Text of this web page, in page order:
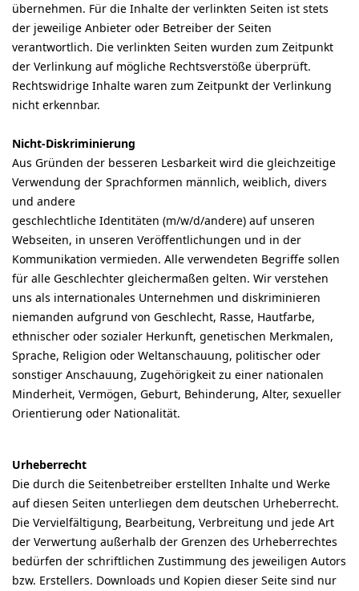
übernehmen. Für die Inhalte der verlinkten Seiten ist stets
der jeweilige Anbieter oder Betreiber der Seiten
verantwortlich. Die verlinkten Seiten wurden zum Zeitpunkt
der Verlinkung auf mögliche Rechtsverstöße überprüft.
Rechtswidrige Inhalte waren zum Zeitpunkt der Verlinkung
nicht erkennbar.
Nicht-Diskriminierung
Aus Gründen der besseren Lesbarkeit wird die gleichzeitige
Verwendung der Sprachformen männlich, weiblich, divers
und andere
geschlechtliche Identitäten (m/w/d/andere) auf unseren
Webseiten, in unseren Veröffentlichungen und in der
Kommunikation vermieden. Alle verwendeten Begriffe sollen
für alle Geschlechter gleichermaßen gelten. Wir verstehen
uns als internationales Unternehmen und diskriminieren
niemanden aufgrund von Geschlecht, Rasse, Hautfarbe,
ethnischer oder sozialer Herkunft, genetischen Merkmalen,
Sprache, Religion oder Weltanschauung, politischer oder
sonstiger Anschauung, Zugehörigkeit zu einer nationalen
Minderheit, Vermögen, Geburt, Behinderung, Alter, sexueller
Orientierung oder Nationalität.
Urheberrecht
Die durch die Seitenbetreiber erstellten Inhalte und Werke
auf diesen Seiten unterliegen dem deutschen Urheberrecht.
Die Vervielfältigung, Bearbeitung, Verbreitung und jede Art
der Verwertung außerhalb der Grenzen des Urheberrechtes
bedürfen der schriftlichen Zustimmung des jeweiligen Autors
bzw. Erstellers. Downloads und Kopien dieser Seite sind nur